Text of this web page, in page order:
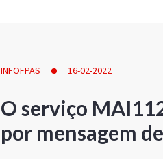
INFOFPAS 16-02-2022
O serviço
por mensagem